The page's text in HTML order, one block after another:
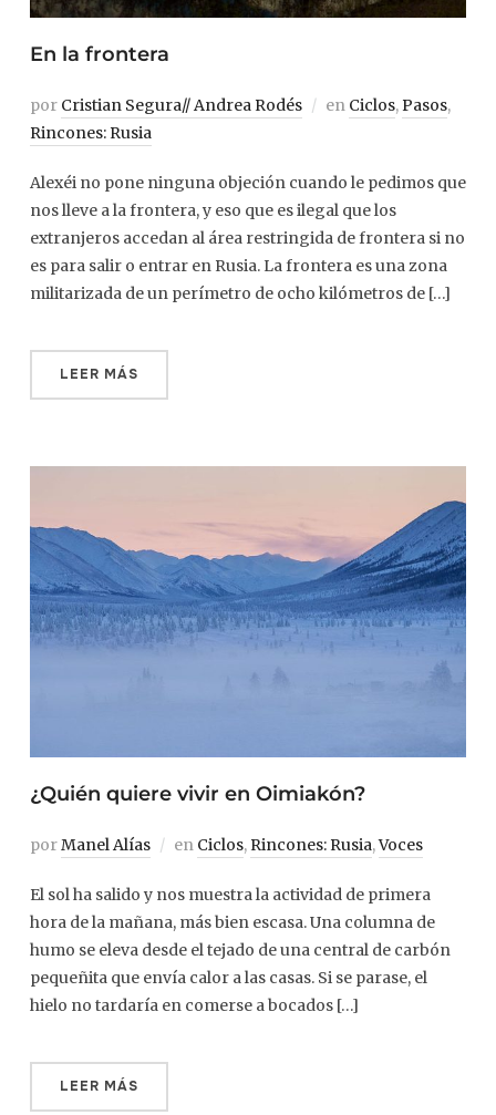
En la frontera
por Cristian Segura// Andrea Rodés en Ciclos,Pasos,
Rincones: Rusia
Alexéi no pone ninguna objeción cuando le pedimos que
nos lleve a la frontera, y eso que es ilegal que los
extranjeros accedan al área restringida de frontera si no
es para salir o entrar en Rusia. La frontera es una zona
militarizada de un perímetro de ocho kilómetros de […]
LEER MÁS
¿Quién quiere vivir en Oimiakón?
porManel Alías en Ciclos, Rincones: Rusia,Voces
El sol ha salido y nos muestra la actividad de primera
hora de la mañana, más bien escasa. Una columna de
humo se eleva desde el tejado de una central de carbón
pequeñita que envía calor a las casas. Si se parase, el
hielo no tardaría en comerse a bocados […]
LEER MÁS